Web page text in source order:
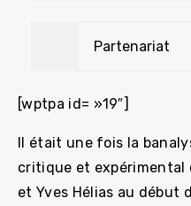
Partenariat
[wptpa id= »19″]
Il était une fois la
critique et expérimental
et Yves Hélias au début